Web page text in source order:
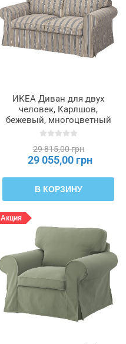
ИКЕА Диван для двух
человек, Карлшов,
бежевый, многоцветный
EKTORP ЭКТОРП,
29 815,00 грн
29 055,00 грн
В КОРЗИНУ
Акция